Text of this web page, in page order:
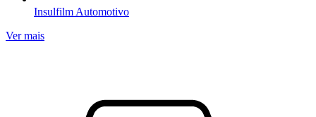
Insulfilm Automotivo
Ver mais